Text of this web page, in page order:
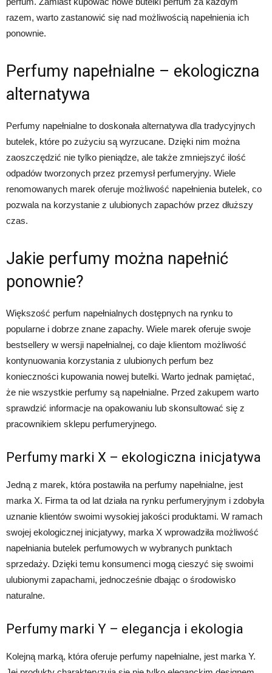
razem, warto zastanowić się nad możliwością napełnienia ich
ponownie.
Perfumy napełnialne – ekologiczna
alternatywa
Perfumy napełnialne to doskonała alternatywa dla tradycyjnych
butelek, które po zużyciu są wyrzucane. Dzięki nim można
zaoszczędzić nie tylko pieniądze, ale także zmniejszyć ilość
odpadów tworzonych przez przemysł perfumeryjny. Wiele
renomowanych marek oferuje możliwość napełnienia butelek, co
pozwala na korzystanie z ulubionych zapachów przez dłuższy
czas.
Jakie perfumy można napełnić
ponownie?
Większość perfum napełnialnych dostępnych na rynku to
popularne i dobrze znane zapachy. Wiele marek oferuje swoje
bestsellery w wersji napełnialnej, co daje klientom możliwość
kontynuowania korzystania z ulubionych perfum bez
konieczności kupowania nowej butelki. Warto jednak pamiętać,
że nie wszystkie perfumy są napełnialne. Przed zakupem warto
sprawdzić informacje na opakowaniu lub skonsultować się z
pracownikiem sklepu perfumeryjnego.
Perfumy marki X – ekologiczna inicjatywa
Jedną z marek, która postawiła na perfumy napełnialne, jest
marka X. Firma ta od lat działa na rynku perfumeryjnym i zdobyła
uznanie klientów swoimi wysokiej jakości produktami. W ramach
swojej ekologicznej inicjatywy, marka X wprowadziła możliwość
napełniania butelek perfumowych w wybranych punktach
sprzedaży. Dzięki temu konsumenci mogą cieszyć się swoimi
ulubionymi zapachami, jednocześnie dbając o środowisko
naturalne.
Perfumy marki Y – elegancja i ekologia
Kolejną marką, która oferuje perfumy napełnialne, jest marka Y.